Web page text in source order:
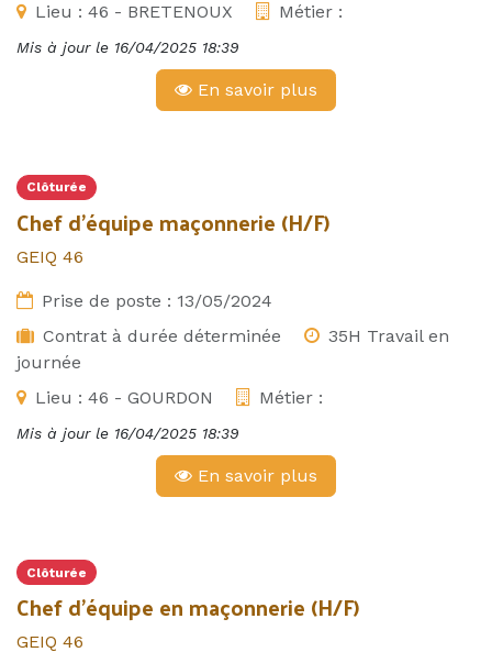
Lieu : 46 - BRETENOUX Métier :
Mis à jour le 16/04/2025 18:39
En savoir plus
Clôturée
Chef d'équipe maçonnerie (H/F)
GEIQ 46
Prise de poste : 13/05/2024
Contrat à durée déterminée
35H Travail en
journée
Lieu : 46 - GOURDON Métier :
Mis à jour le 16/04/2025 18:39
En savoir plus
Clôturée
Chef d'équipe en maçonnerie (H/F)
GEIQ 46